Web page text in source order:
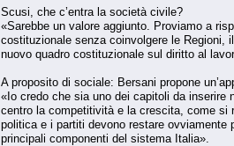
Scusi, che c’entra la società civile?
«Sarebbe un valore aggiunto. Proviamo a
costituzionale senza coinvolgere le Regioni,
nuovo quadro costituzionale sul diritto al
A proposito di sociale: Bersani propone
«Io credo che sia uno dei capitoli da inserire
centro la competitività e la crescita, come si
politica e i partiti devono restare
principali componenti del sistema Italia».